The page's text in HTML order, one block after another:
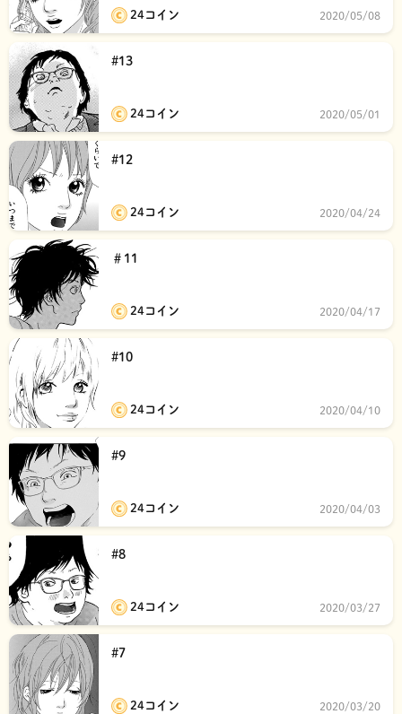
24コイン 2020/05/08
#13
24コイン 2020/05/01
#12
24コイン 2020/04/24
＃11
24コイン 2020/04/17
#10
24コイン 2020/04/10
#9
24コイン 2020/04/03
#8
24コイン 2020/03/27
#7
24コイン 2020/03/20